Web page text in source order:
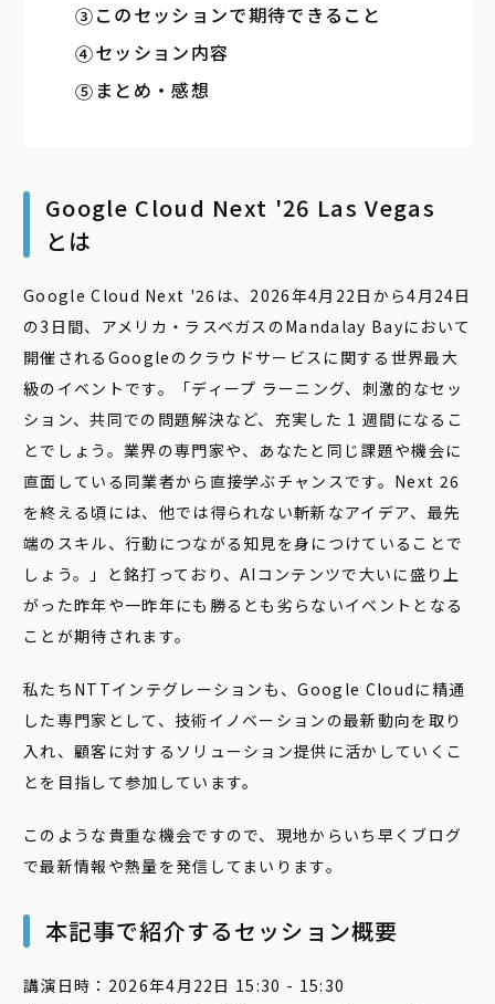
このセッションで期待できること
セッション内容
まとめ・感想
Google Cloud Next '26 Las Vegas
とは
Google Cloud Next '26は、2026年4月22日から4月24日
の3日間、アメリカ・ラスベガスのMandalay Bayにおいて
開催される Googleのクラウドサービスに関する世界最大
級のイベントです。「ディープ ラーニング、刺激的なセッ
ション、共同での問題解決など、充実した 1 週間になるこ
とでしょう。業界の専門家や、あなたと同じ課題や機会に
直面している同業者から直接学ぶチャンスです。Next 26
を終える頃には、他では得られない斬新なアイデア、最先
端のスキル、行動につながる知見を身につけていることで
しょう。」と銘打っており、AIコンテンツで大いに盛り上
がった昨年や一昨年にも勝るとも劣らないイベントとなる
ことが期待されます。
私たちNTTインテグレーションも、Google Cloudに精通
した専門家として、技術イノベーションの最新動向を取り
入れ、顧客に対するソリューション提供に活かしていくこ
とを目指して参加しています。
このような貴重な機会ですので、現地からいち早くブログ
で最新情報や熱量を発信してまいります。
本記事で紹介するセッション概要
講演日時：2026年4月22日 15:30 - 15:30